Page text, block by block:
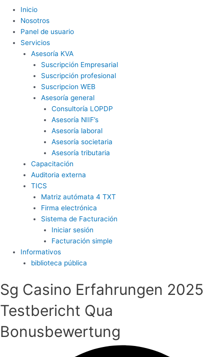
Inicio
Nosotros
Panel de usuario
Servicios
Asesoría KVA
Suscripción Empresarial
Suscripción profesional
Suscripcion WEB
Asesoría general
Consultoría LOPDP
Asesoría NIIF’s
Asesoría laboral
Asesoría societaria
Asesoría tributaria
Capacitación
Auditoria externa
TICS
Matriz autómata 4 TXT
Firma electrónica
Sistema de Facturación
Iniciar sesión
Facturación simple
Informativos
biblioteca pública
Sg Casino Erfahrungen 2025
Testbericht Qua
Bonusbewertung